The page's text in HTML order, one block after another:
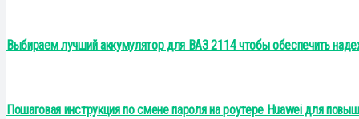
Выбираем лучший аккумулятор для ВАЗ 2114 чтобы обеспечить
Пошаговая инструкция по смене пароля на роутере Huawei для